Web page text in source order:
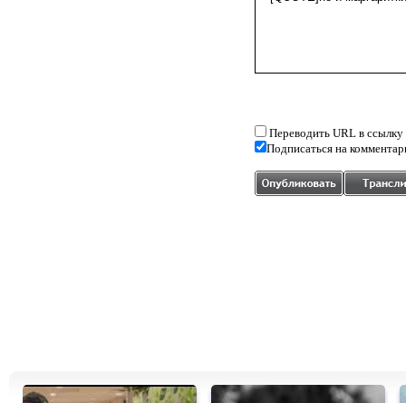
Переводить URL в ссылку
Подписаться на